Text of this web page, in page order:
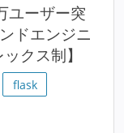
ユーザー突
ドエンジニ
クス制】
flask